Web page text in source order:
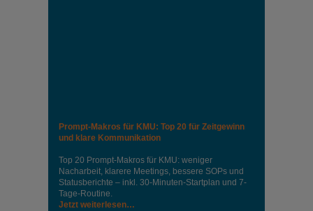
Prompt-Makros für KMU: Top 20 für Zeitgewinn
und klare Kommunikation
Top 20 Prompt-Makros für KMU: weniger
Nacharbeit, klarere Meetings, bessere SOPs und
Statusberichte – inkl. 30-Minuten-Startplan und 7-
Tage-Routine.
Jetzt weiterlesen…